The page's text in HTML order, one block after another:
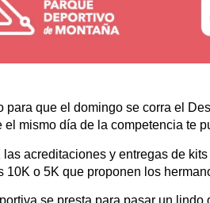
para que el domingo se corra el
el mismo día de la competencia te
acreditaciones y entregas de
10K o 5K que proponen los